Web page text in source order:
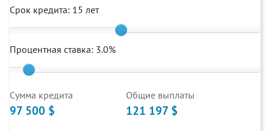
Срок кредита: 15 лет
Процентная ставка: 3.0%
Cумма кредита
97 500 $
Общие выплаты
121 197 $